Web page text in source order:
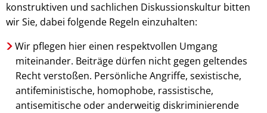
konstruktiven und sachlichen Diskussionskultur bitten
wir Sie, dabei folgende Regeln einzuhalten:
Wir pflegen hier einen respektvollen Umgang
miteinander. Beiträge dürfen nicht gegen geltendes
Recht verstoßen. Persönliche Angriffe, sexistische,
antifeministische, homophobe, rassistische,
antisemitische oder anderweitig diskriminierende